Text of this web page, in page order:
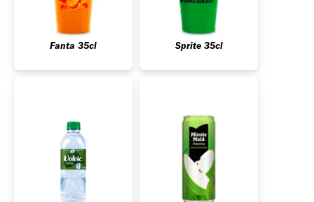
Fanta 35cl Sprite 35cl